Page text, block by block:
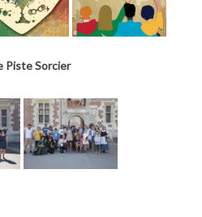
Piste Sorcier